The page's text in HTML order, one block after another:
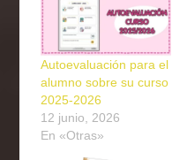
Autoevaluación para el
alumno sobre su curso
2025-2026
12 junio, 2026
En «Otras»